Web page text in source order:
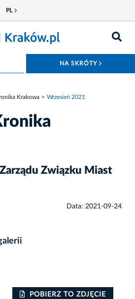
PL
NA SKRÓTY
Krakowa Wrzesień 2021
Związku Miast
Data: 2021-09-24
POBIERZ TO ZDJĘCIE